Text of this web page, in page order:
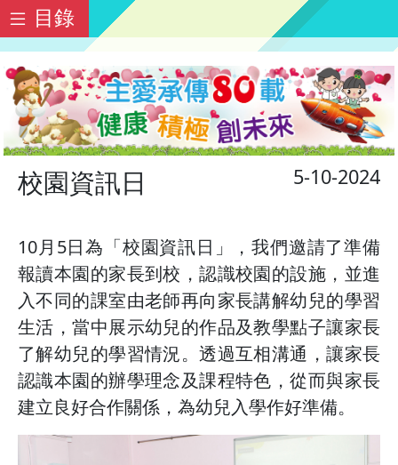
目錄
5-10-2024
校園資訊日
10月5日為「校園資訊日」，我們邀請了準備
報讀本園的家長到校，認識校園的設施，並進
入不同的課室由老師再向家長講解幼兒的學習
生活，當中展示幼兒的作品及教學點子讓家長
了解幼兒的學習情況。透過互相溝通，讓家長
認識本園的辦學理念及課程特色，從而與家長
建立良好合作關係，為幼兒入學作好準備。